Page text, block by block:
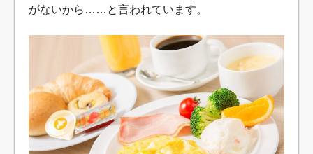
がないから……と言われています。